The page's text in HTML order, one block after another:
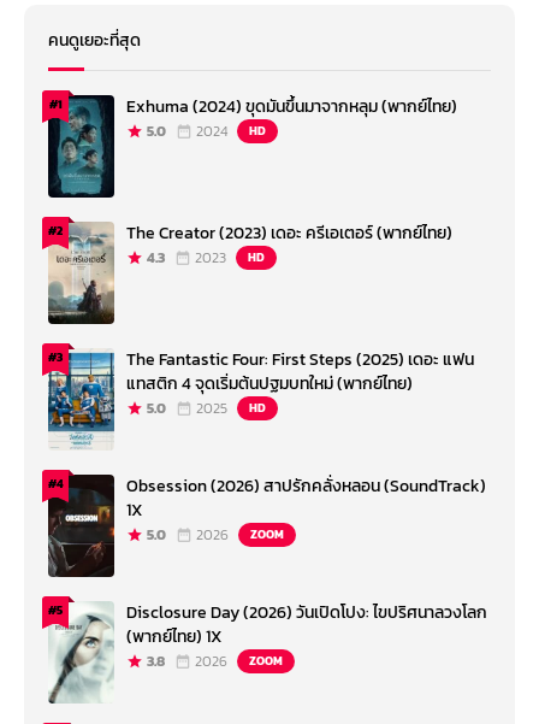
คนดูเยอะที่สุด
#1 Exhuma (2024) ขุดมันขึ้นมาจากหลุม (พากย์ไทย)
5.0 2024 HD
#2 The Creator (2023) เดอะ ครีเอเตอร์ (พากย์ไทย)
4.3 2023 HD
#3
The Fantastic Four: First Steps (2025) เดอะ แฟน
แทสติก 4 จุดเริ่มต้นปฐมบทใหม่ (พากย์ไทย)
5.0 2025 HD
#4
Obsession (2026) สาปรักคลั่งหลอน (SoundTrack)
1X
5.0 2026 ZOOM
#5
Disclosure Day (2026) วันเปิดโปง: ไขปริศนาลวงโลก
(พากย์ไทย) 1X
3.8 2026 ZOOM